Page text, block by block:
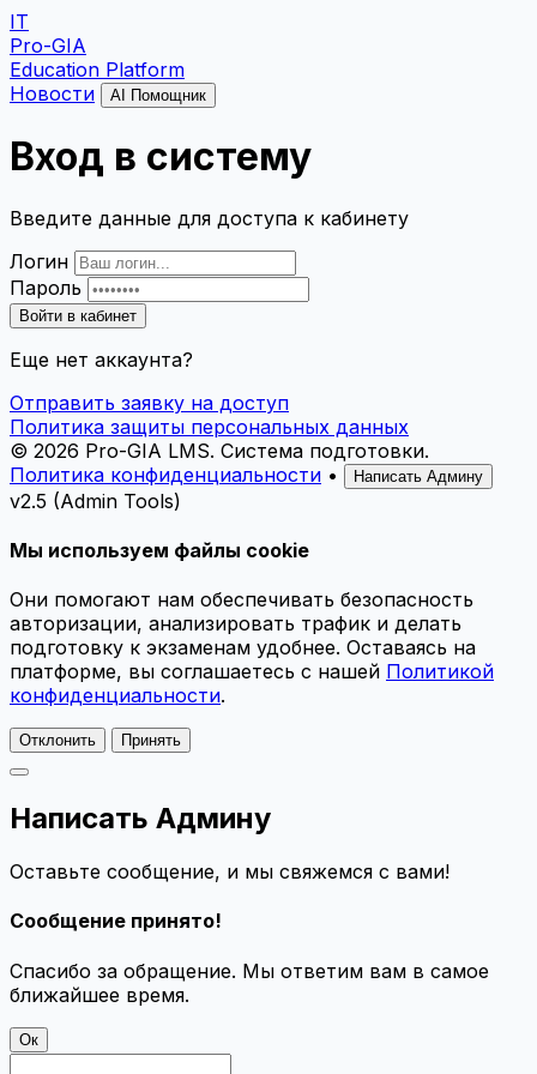
IT
Pro-GIA
Education Platform
Новости
AI Помощник
Вход в систему
Введите данные для доступа к кабинету
Логин
Пароль
Войти в кабинет
Еще нет аккаунта?
Отправить заявку на доступ
Политика защиты персональных данных
© 2026 Pro-GIA LMS. Система подготовки.
Политика конфиденциальности • Написать Админу
v2.5 (Admin Tools)
Мы используем файлы cookie
Они помогают нам обеспечивать безопасность
авторизации, анализировать трафик и делать
подготовку к экзаменам удобнее. Оставаясь на
платформе, вы соглашаетесь с нашей Политикой
конфиденциальности.
Отклонить Принять
Написать Админу
Оставьте сообщение, и мы свяжемся с вами!
Сообщение принято!
Спасибо за обращение. Мы ответим вам в самое
ближайшее время.
Ок